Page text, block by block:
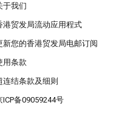
于我们
港贸发局流动应用程式
新您的香港贸发局电邮订阅
用条款
连结条款及细则
ICP备09059244号